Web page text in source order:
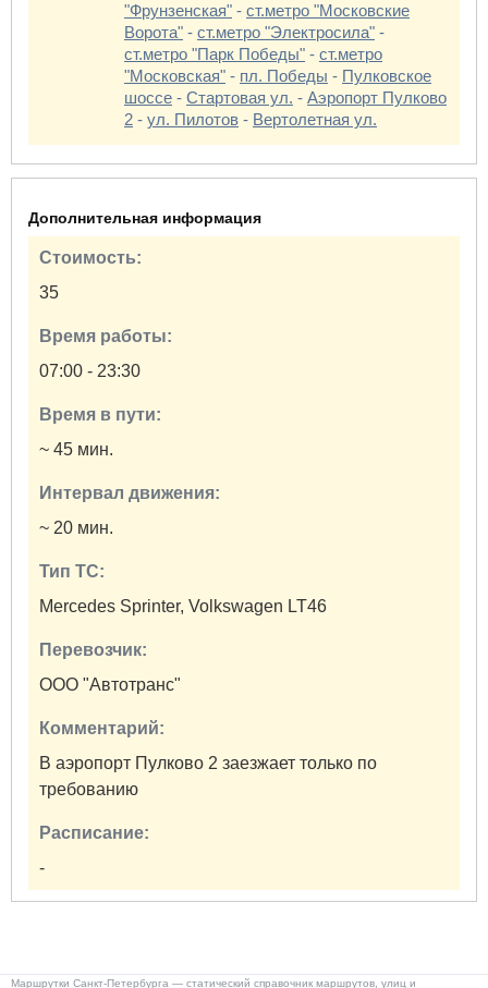
"Фрунзенская" - ст.метро "Московские
Ворота" - ст.метро "Электросила" -
ст.метро "Парк Победы" - ст.метро
"Московская" - пл. Победы - Пулковское
шоссе - Стартовая ул. - Аэропорт Пулково
2 - ул. Пилотов - Вертолетная ул.
Дополнительная информация
Стоимость:
35
Время работы:
07:00 - 23:30
Время в пути:
~ 45 мин.
Интервал движения:
~ 20 мин.
Тип ТС:
Mercedes Sprinter, Volkswagen LT46
Перевозчик:
ООО "Автотранс"
Комментарий:
В аэропорт Пулково 2 заезжает только по
требованию
Расписание:
-
Маршрутки Санкт-Петербурга — статический справочник маршрутов, улиц и